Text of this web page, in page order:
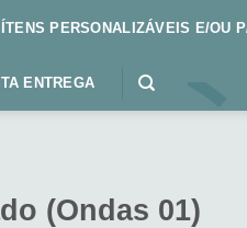
ÍTENS PERSONALIZÁVEIS E/OU
ENTREGA
(Ondas 01)